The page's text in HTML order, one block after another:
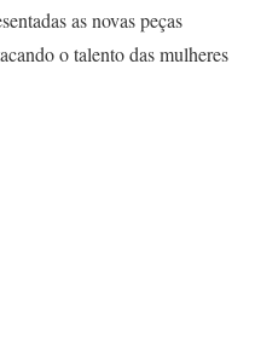
as novas peças
o talento das mulheres